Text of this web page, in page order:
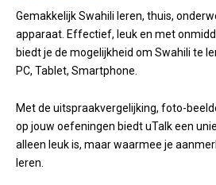
Gemakkelijk Swahili leren, thuis,
apparaat. Effectief, leuk en met
biedt je de mogelijkheid om Swahili te
PC, Tablet, Smartphone.
Met de uitspraakvergelijking, foto-
op jouw oefeningen biedt uTalk een
alleen leuk is, maar waarmee je
leren.